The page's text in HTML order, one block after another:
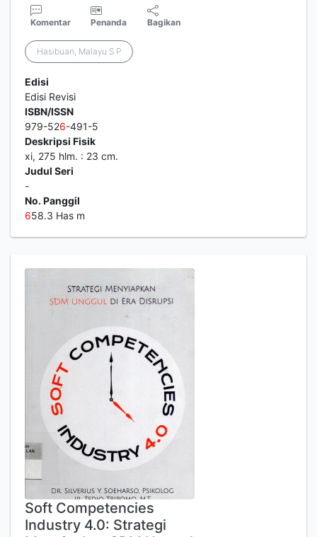
Komentar Penanda Bagikan
Hasibuan, Malayu S P
Edisi
Edisi Revisi
ISBN/ISSN
979-526-491-5
Deskripsi Fisik
xi, 275 hlm. : 23 cm.
Judul Seri
-
No. Panggil
658.3 Has m
Soft Competencies
Industry 4.0: Strategi